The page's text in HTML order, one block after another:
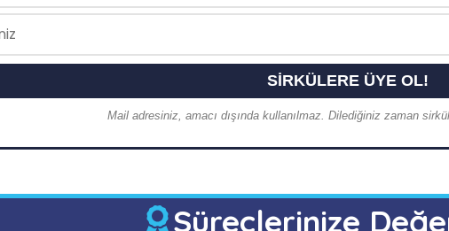
Mail adresiniz, amacı dışında kullanılmaz. Dilediğiniz zaman
Süreçlerinize